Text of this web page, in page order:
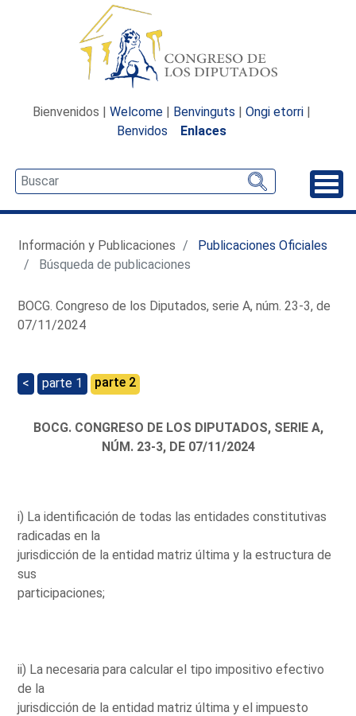
Bienvenidos | Welcome | Benvinguts | Ongi etorri |
Benvidos
Enlaces
Información y Publicaciones
Publicaciones Oficiales
Búsqueda de publicaciones
BOCG. Congreso de los Diputados, serie A, núm. 23-3, de
07/11/2024
< parte 1 parte 2
BOCG. CONGRESO DE LOS DIPUTADOS, SERIE A,
NÚM. 23-3, DE 07/11/2024
i) La identificación de todas las entidades constitutivas
radicadas en la
jurisdicción de la entidad matriz última y la estructura de
sus
participaciones;
ii) La necesaria para calcular el tipo impositivo efectivo
de la
jurisdicción de la entidad matriz última y el impuesto